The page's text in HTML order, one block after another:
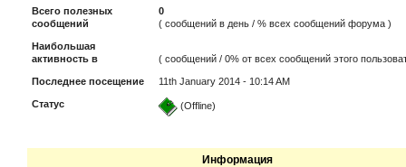
Всего полезных
сообщений
0
( сообщений в день / % всех сообщений форума )
Наибольшая
активность в
( сообщений / 0% от всех сообщений этого
Последнее посещение 11th January 2014 - 10:14 AM
Статус (Offline)
Информация